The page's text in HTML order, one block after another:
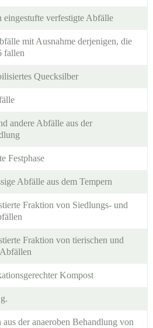
eingestufte verfestigte Abfälle
mit Ausnahme derjenigen, die
fallen
Quecksilber
andere Abfälle aus der
Festphase
Abfälle aus dem Tempern
Fraktion von Siedlungs- und
Fraktion von tierischen und
Kompost
aus der anaeroben Behandlung von